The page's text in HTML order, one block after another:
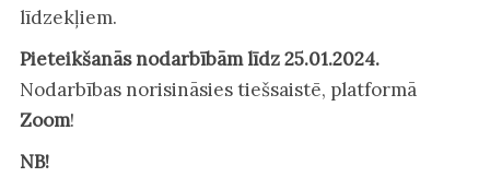
līdzekļiem.
Pieteikšanās nodarbībām līdz 25.01.2024.
Nodarbības norisināsies tiešsaistē, platformā
Zoom!
NB!